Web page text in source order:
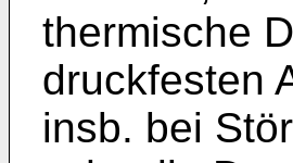
thermische
druckfesten
insb. bei